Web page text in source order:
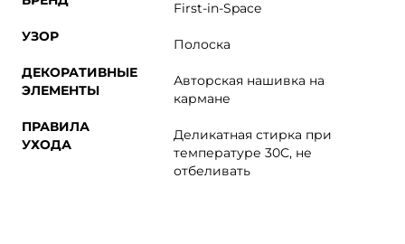
First-in-Space
УЗОР
Полоска
ДЕКОРАТИВНЫЕ
ЭЛЕМЕНТЫ
Авторская нашивка на
кармане
ПРАВИЛА
УХОДА
Деликатная стирка при
температуре 30С, не
отбеливать